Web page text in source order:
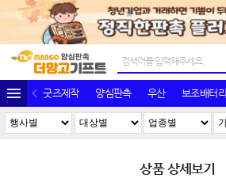
굿즈제작 양심판촉 우산 보조배터리
상품 상세보기